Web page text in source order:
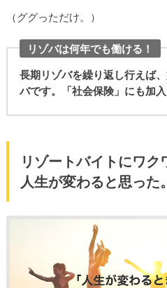
（ググっただけ。）
リゾバは何年でも働ける！
長期リゾバを繰り返し行えば
バです。「社会保険」にも加入
リゾートバイトにワ
人生が変わると思った。